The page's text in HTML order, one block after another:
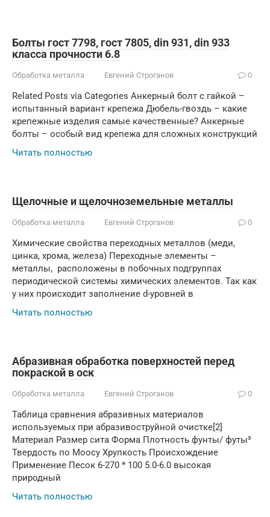
Болты гост 7798, гост 7805, din 931, din 933
класса прочности 6.8
Обработка металла Евгений Строганов 0
Related Posts via Categories Анкерный болт с гайкой –
испытанный вариант крепежа Дюбель-гвоздь – какие
крепежные изделия самые качественные? Анкерные
болты – особый вид крепежа для сложных конструкций
Читать полностью
Щелочные и щелочноземельные металлы
Обработка металла Евгений Строганов 0
Химические свойства переходных металлов (меди,
цинка, хрома, железа) Переходные элементы –
металлы, расположены в побочных подгруппах
периодической системы химических элементов. Так как
у них происходит заполнение d-уровней в
Читать полностью
Абразивная обработка поверхностей перед
покраской в оск
Обработка металла Евгений Строганов 0
Таблица сравнения абразивных мате­риалов
используемых при абразивоструйной очистке[2]
Материал Размер сита Форма Плотность фунты/ футы³
Твердость по Моосу Хрупкость Происхождение
Применение Песок 6-270 * 100 5.0-6.0 высокая
природный
Читать полностью